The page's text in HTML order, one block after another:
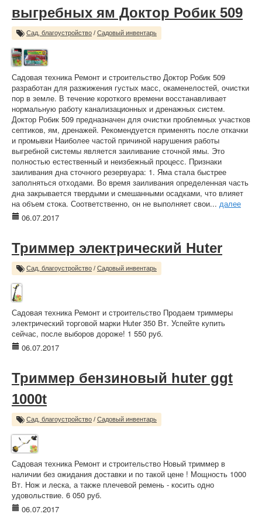
выгребных ям Доктор Робик 509
Сад, благоустройство / Садовый инвентарь
Садовая техника Ремонт и строительство Доктор Робик 509
разработан для разжижения густых масс, окаменелостей, очистки
пор в земле. В течение короткого времени восстанавливает
нормальную работу канализационных и дренажных систем.
Доктор Робик 509 предназначен для очистки проблемных участков
септиков, ям, дренажей. Рекомендуется применять после откачки
и промывки Наиболее частой причиной нарушения работы
выгребной системы является заиливание сточной ямы. Это
полностью естественный и неизбежный процесс. Признаки
заиливания дна сточного резервуара: 1. Яма стала быстрее
заполняться отходами. Во время заиливания определенная часть
дна закрывается твердыми и смешанными осадками, что влияет
на объем стока. Соответственно, он не выполняет свои... далее
06.07.2017
Триммер электрический Huter
Сад, благоустройство / Садовый инвентарь
Садовая техника Ремонт и строительство Продаем триммеры
электрический торговой марки Huter 350 Вт. Успейте купить
сейчас, после выборов дороже! 1 550 руб.
06.07.2017
Триммер бензиновый huter ggt
1000t
Сад, благоустройство / Садовый инвентарь
Садовая техника Ремонт и строительство Новый триммер в
наличии без ожидания доставки и по такой цене ! Мощность 1000
Вт. Нож и леска, а также плечевой ремень - косить одно
удовольствие. 6 050 руб.
06.07.2017